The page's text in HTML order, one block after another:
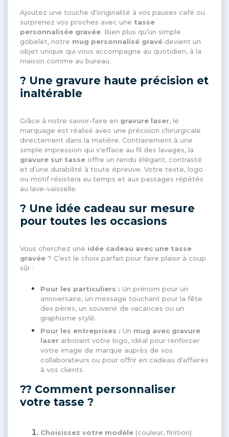
Ajoutez une touche d’originalité à vos pauses café ou
surprenez vos proches avec une tasse
personnalisée gravée. Bien plus qu’un simple
gobelet, notre mug personnalisé gravé devient un
objet unique qui vous accompagne au quotidien, à la
maison comme au bureau.
? Une gravure haute précision et
inaltérable
Grâce à notre savoir-faire en gravure laser, le
marquage est réalisé avec une précision chirurgicale
directement dans la matière. Contrairement à une
simple impression qui s'efface au fil des lavages, la
gravure sur tasse offre un rendu élégant, contrasté
et d’une durabilité à toute épreuve. Votre texte, logo
ou motif résistera au temps et aux passages répétés
au lave-vaisselle.
? Une idée cadeau sur mesure
pour toutes les occasions
Vous cherchez une idée cadeau avec une tasse
gravée ? C’est le choix parfait pour faire plaisir à coup
sûr :
Pour les particuliers : Un prénom pour un
anniversaire, un message touchant pour la fête
des pères, un souvenir de vacances ou un
graphisme stylé.
Pour les entreprises : Un mug avec gravure
laser arborant votre logo, idéal pour renforcer
votre image de marque auprès de vos
collaborateurs ou pour offrir en cadeau d'affaires
à vos clients.
?? Comment personnaliser
votre tasse ?
Choisissez votre modèle (couleur, finition).